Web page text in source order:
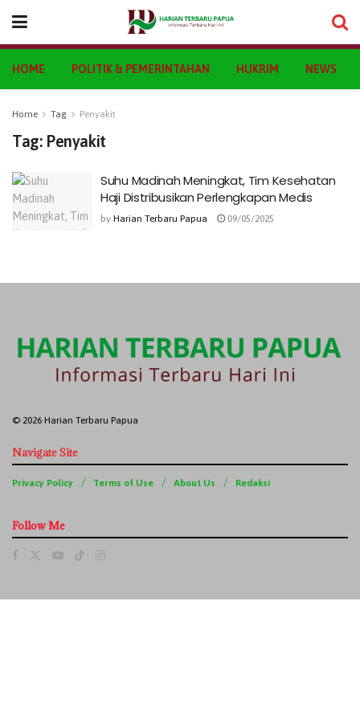
HOME POLITIK & PEMERINTAHAN HUKRIM NEWS
Home Tag Penyakit
Tag: Penyakit
Suhu Madinah Meningkat, Tim Kesehatan
Haji Distribusikan Perlengkapan Medis
by Harian Terbaru Papua 09/05/2025
© 2026 Harian Terbaru Papua
Navigate Site
Privacy Policy Terms of Use About Us Redaksi
Follow Me